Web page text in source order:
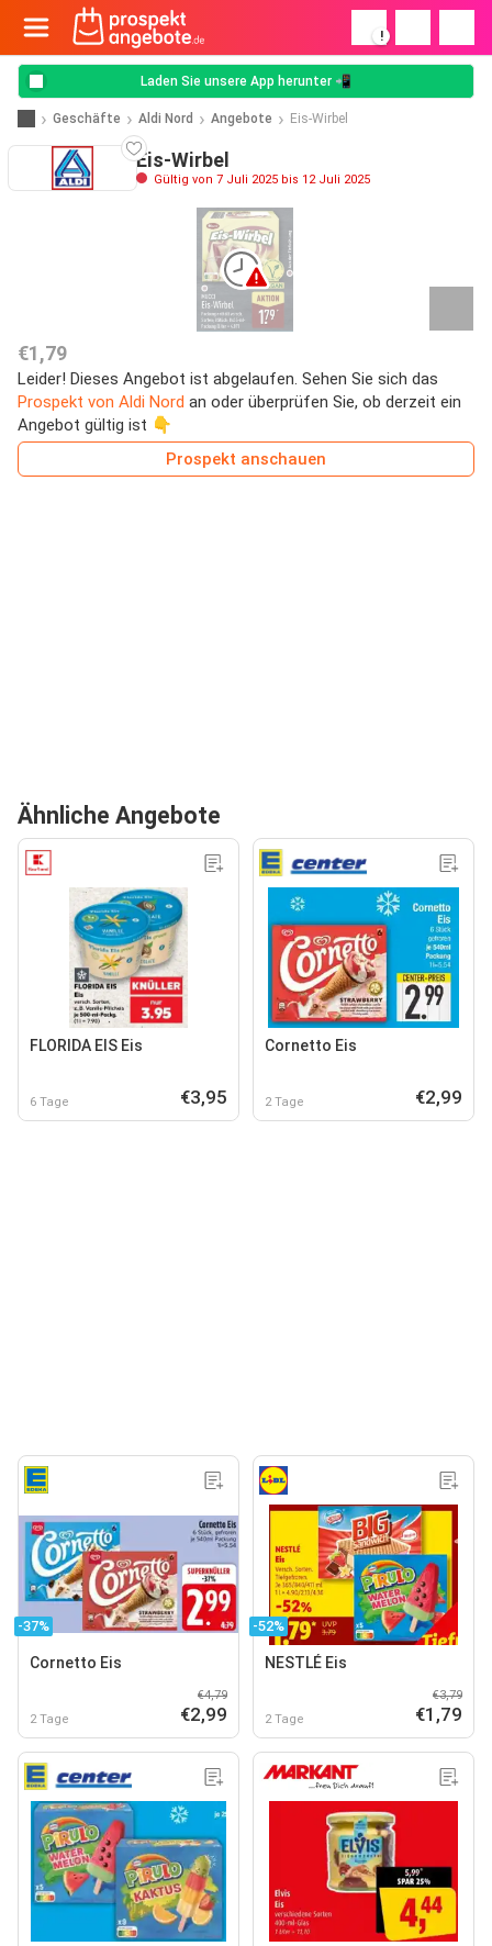
!
Laden Sie unsere App herunter 📲
Geschäfte Aldi Nord Angebote Eis-Wirbel
Eis-Wirbel
Gültig von 7 Juli 2025 bis 12 Juli 2025
€1,79
Leider! Dieses Angebot ist abgelaufen. Sehen Sie sich das
Prospekt von Aldi Nord an oder überprüfen Sie, ob derzeit ein
Angebot gültig ist 👇
Prospekt anschauen
Ähnliche Angebote
FLORIDA EIS Eis
6 Tage €3,95
Cornetto Eis
2 Tage €2,99
-37%
Cornetto Eis
2 Tage
€4,79
€2,99
-52%
NESTLÉ Eis
2 Tage
€3,79
€1,79